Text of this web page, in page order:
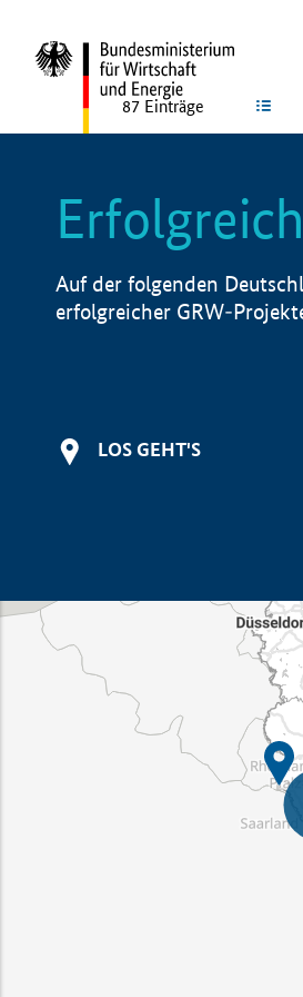
87 Einträge
Auf der folgenden
erfolgreicher GRW-
LOS GEHT'S